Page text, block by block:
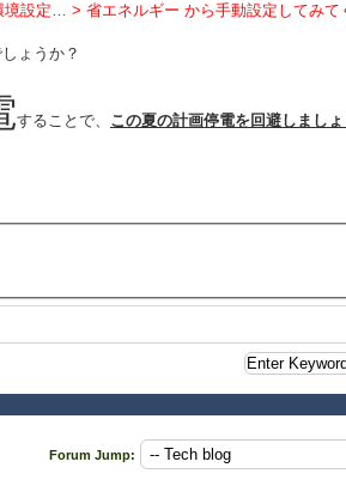
設定… > 省エネルギー から手動設定してみて
ょうか？
することで、 この夏の計画停電を回避しまし
Forum Jump: